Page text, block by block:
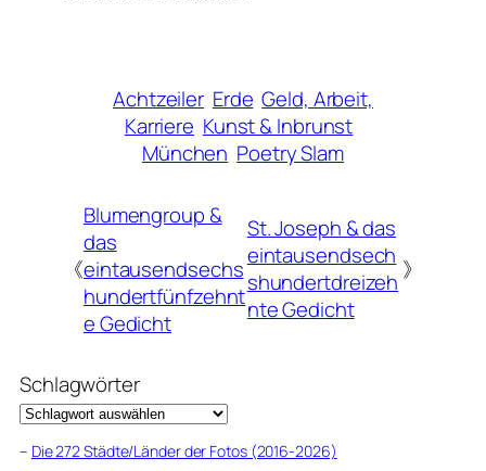
Achtzeiler Erde Geld, Arbeit,
Karriere Kunst & Inbrunst
München Poetry Slam
《
Blumengroup &
das
eintausendsechs
hundertfünfzehnt
e Gedicht
St. Joseph & das
eintausendsech
shundertdreizeh
nte Gedicht
》
Schlagwörter
– Die 272 Städte/Länder der Fotos (2016-2026)